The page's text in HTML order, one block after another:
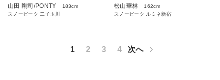
山田 剛司/PONTY
183cm
スノーピーク 二子玉川
松山華林
162cm
スノーピーク ルミネ新宿
1 2 3 4 次へ